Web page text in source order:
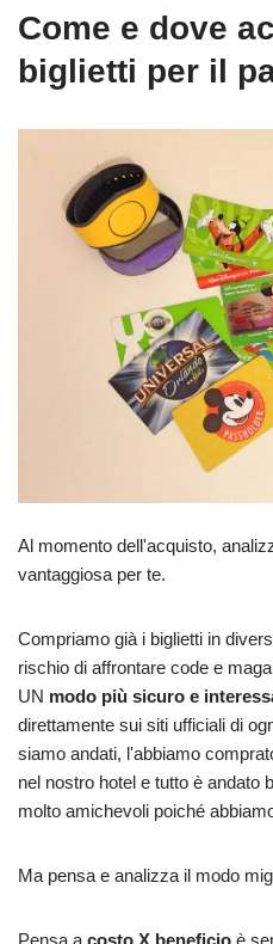
Come e dove
biglietti per il
Al momento dell'acquisto,
vantaggiosa per te.
Compriamo già i biglietti in
rischio di affrontare code e
UN modo più sicuro e
direttamente sui siti ufficiali di
siamo andati, l'abbiamo
nel nostro hotel e tutto è andato
molto amichevoli poiché
Ma pensa e analizza il modo